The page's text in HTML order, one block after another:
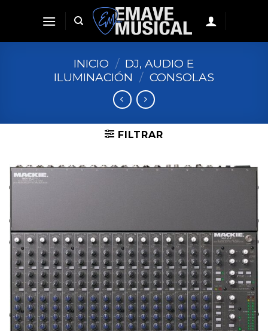
INICIO / DJ, AUDIO E
ILUMINACIÓN / CONSOLAS
FILTRAR